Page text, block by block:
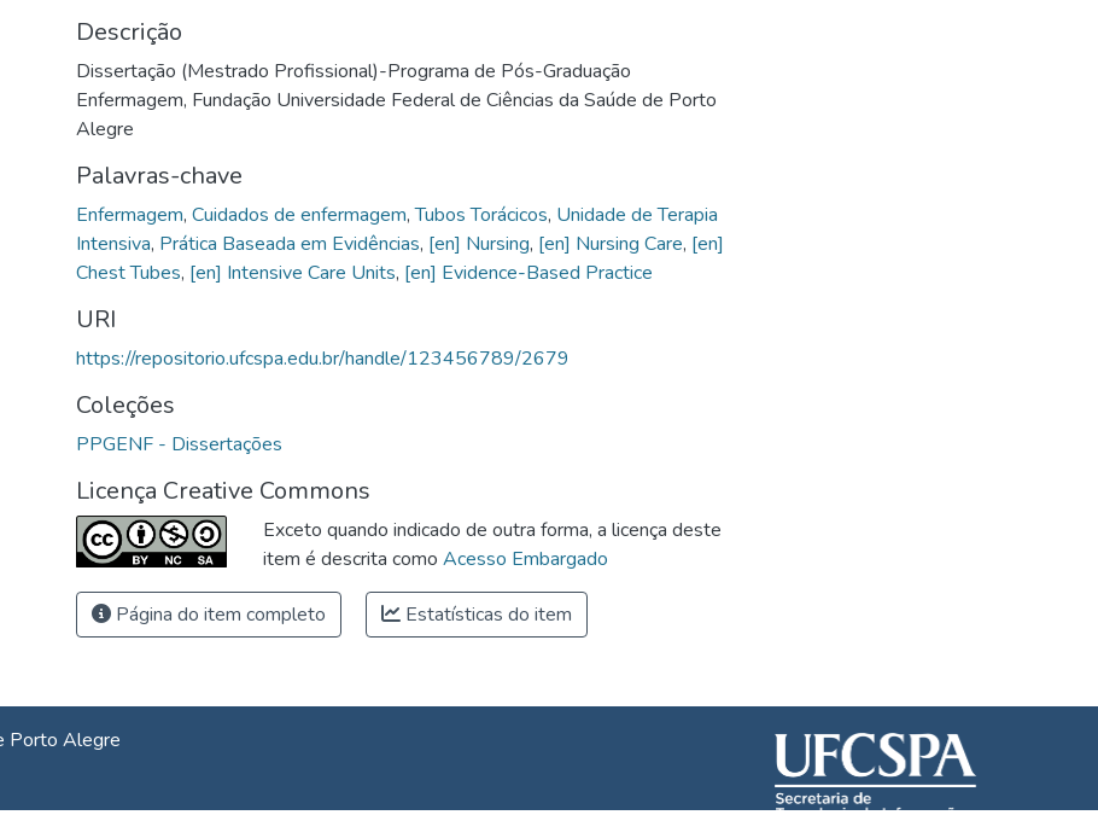
Descrição
Dissertação (Mestrado Profissional)-Programa de Pós-Graduação
Enfermagem, Fundação Universidade Federal de Ciências da Saúde de Porto
Alegre
Palavras-chave
Enfermagem, Cuidados de enfermagem,Tubos Torácicos, Unidade de Terapia
Intensiva, Prática Baseada em Evidências, [en] Nursing, [en] Nursing Care, [en]
Chest Tubes, [en] Intensive Care Units, [en] Evidence-Based Practice
URI
https://repositorio.ufcspa.edu.br/handle/123456789/2679
Coleções
PPGENF - Dissertações
Licença Creative Commons
Exceto quando indicado de outra forma, a licença deste
item é descrita como Acesso Embargado
Página do item completo Estatísticas do item
Porto Alegre